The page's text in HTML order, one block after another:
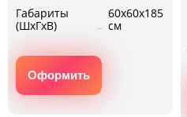
Габариты
(ШхГхВ)
60х60х185
см
Оформить